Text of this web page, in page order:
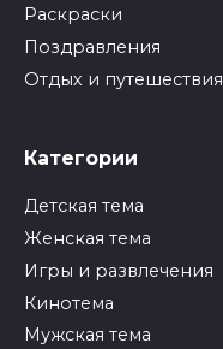
Раскраски
Поздравления
Отдых и путешествия
Категории
Детская тема
Женская тема
Игры и развлечения
Кинотема
Мужская тема